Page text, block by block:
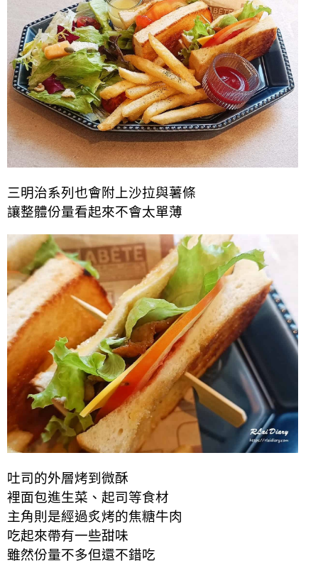
三明治系列也會附上沙拉與薯條
讓整體份量看起來不會太單薄
吐司的外層烤到微酥
裡面包進生菜、起司等食材
主角則是經過炙烤的焦糖牛肉
吃起來帶有一些甜味
雖然份量不多但還不錯吃